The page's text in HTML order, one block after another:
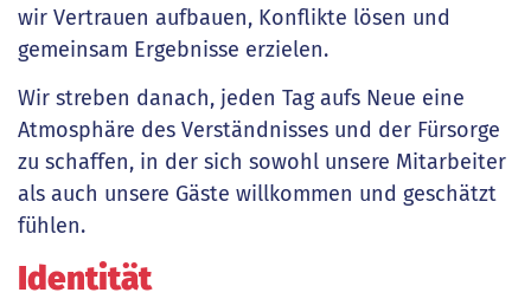
wir Vertrauen aufbauen, Konflikte lösen und
gemeinsam Ergebnisse erzielen.
Wir streben danach, jeden Tag aufs Neue eine
Atmosphäre des Verständnisses und der Fürsorge
zu schaffen, in der sich sowohl unsere Mitarbeiter
als auch unsere Gäste willkommen und geschätzt
fühlen.
Identität